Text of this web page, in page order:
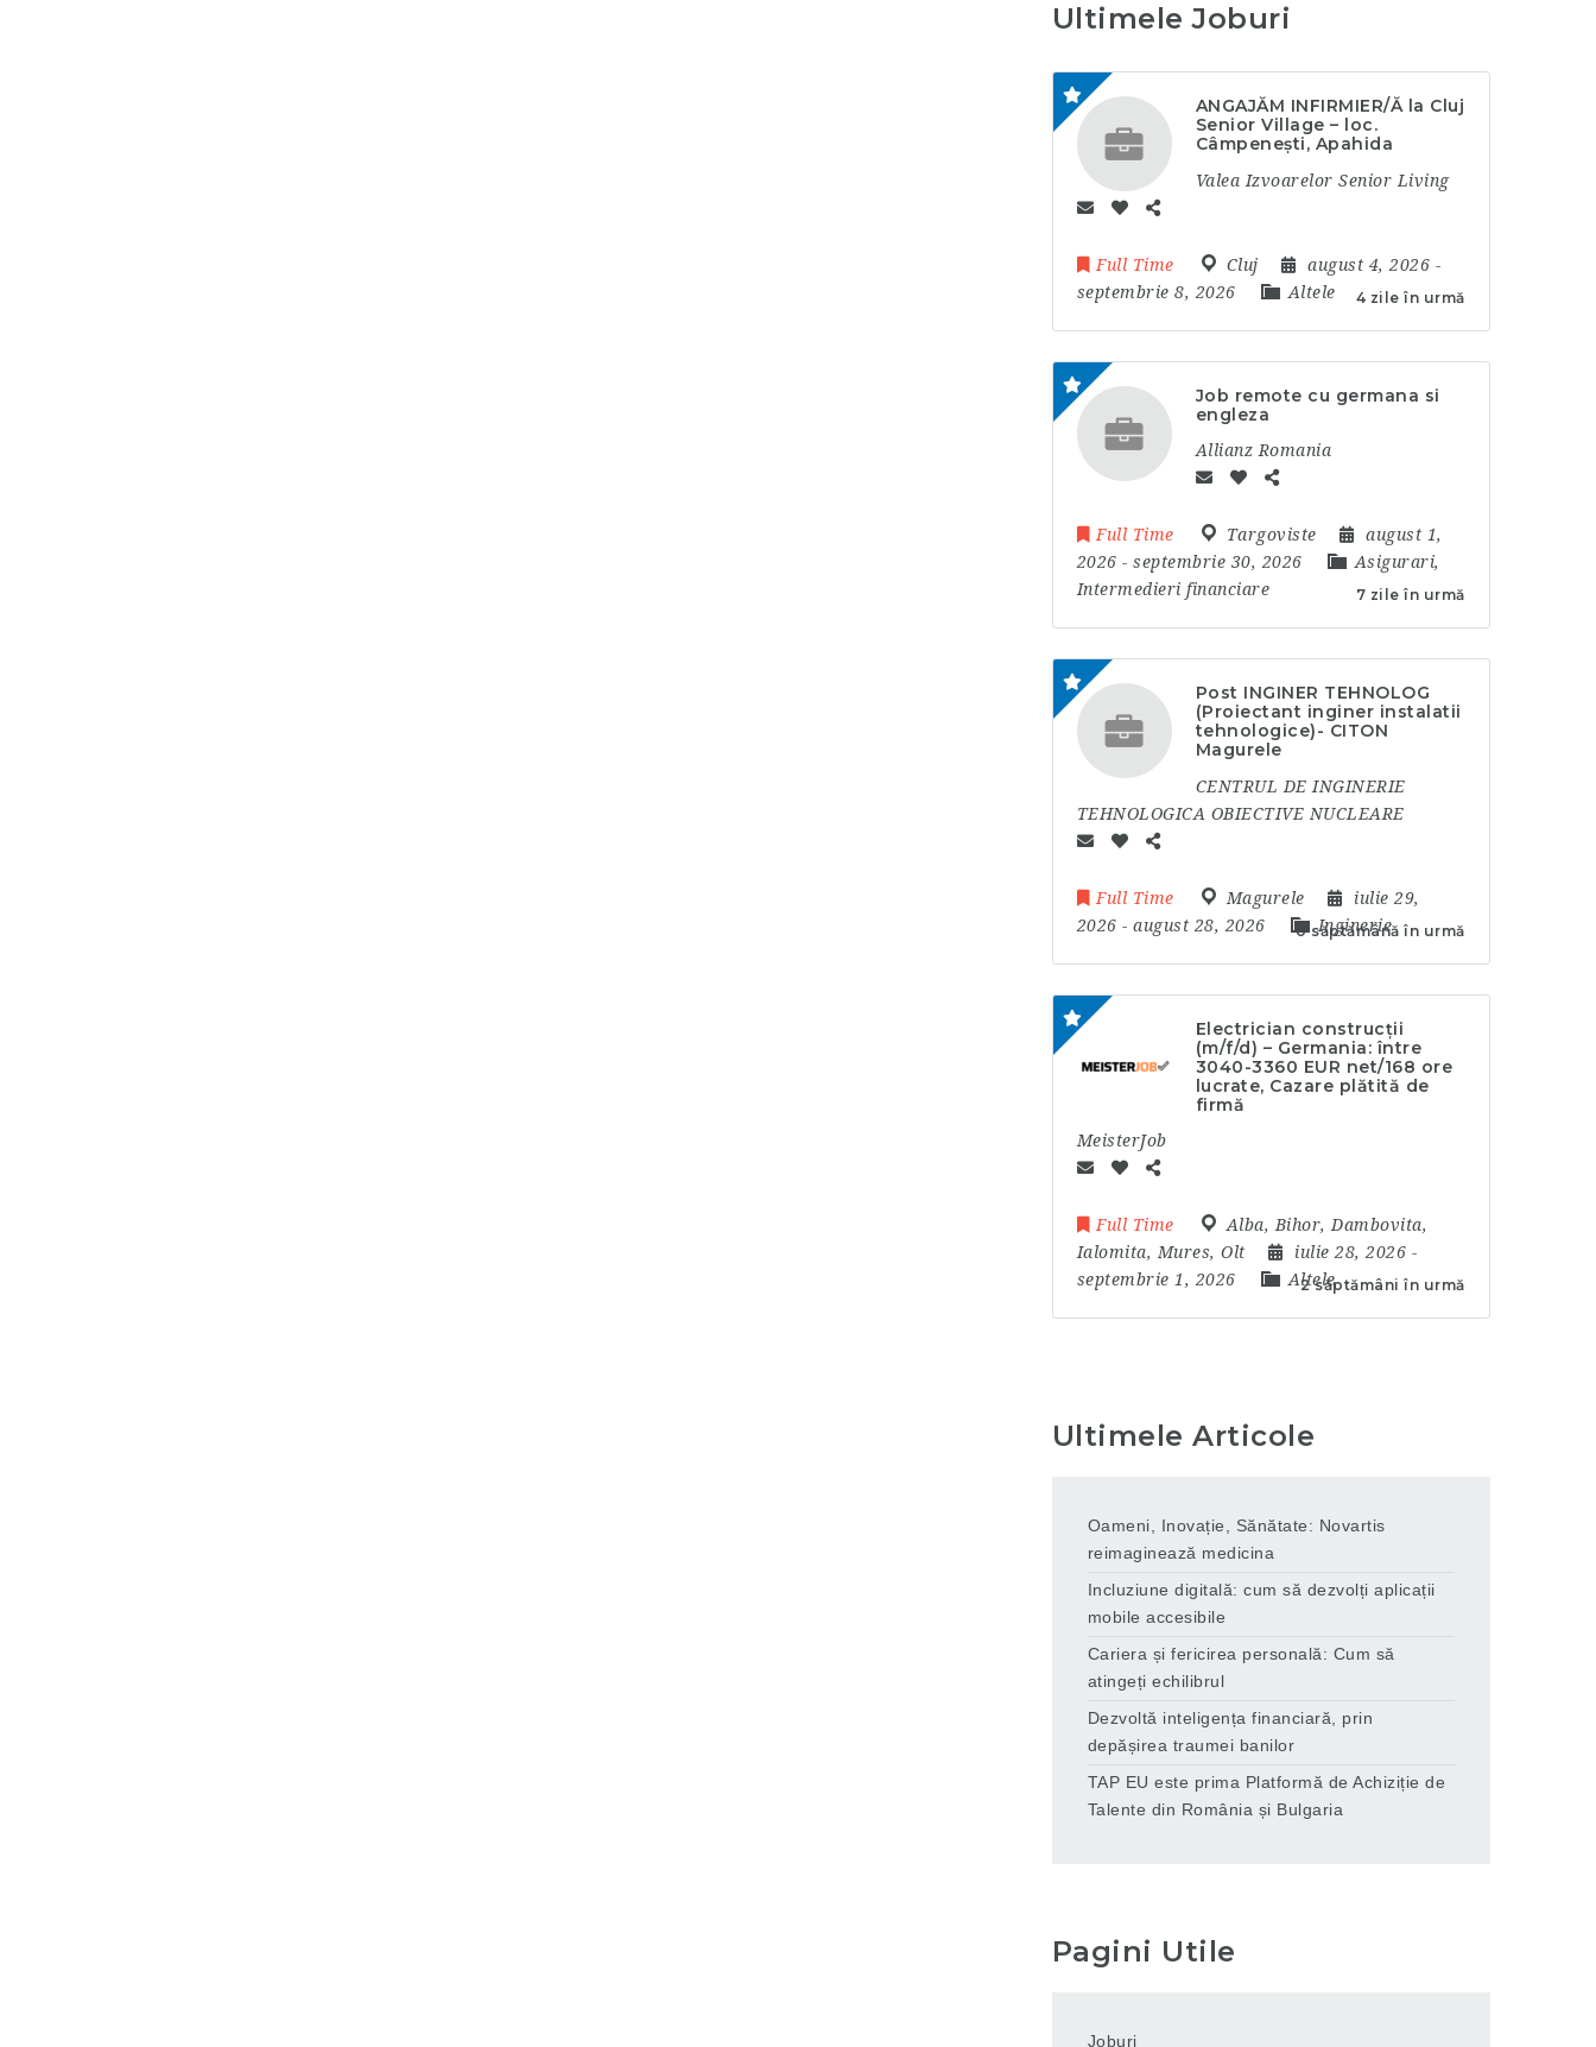
Ultimele Joburi
ANGAJĂM INFIRMIER/Ă la Cluj
Senior Village – loc.
Câmpenești, Apahida
4 zile în urmă
Valea Izvoarelor Senior Living
Full Time Cluj august 4, 2026 -
septembrie 8, 2026
Altele
Job remote cu germana si
engleza
7 zile în urmă
Allianz Romania
Full Time Targoviste
august 1,
2026- septembrie 30, 2026
Asigurari,
Intermedieri financiare
Post INGINER TEHNOLOG
(Proiectant inginer instalatii
tehnologice)- CITON
Magurele
o săptămână în urmă
CENTRUL DE INGINERIE
TEHNOLOGICA OBIECTIVE NUCLEARE
Full Time Magurele
iulie 29,
2026- august 28, 2026 Inginerie
Electrician construcții
(m/f/d) – Germania: între
3040-3360 EUR net/168 ore
lucrate, Cazare plătită de
firmă
2 săptămâni în urmă
MeisterJob
Full Time Alba, Bihor, Dambovita,
Ialomita, Mures,Olt iulie 28, 2026 -
septembrie 1, 2026
Altele
Ultimele Articole
Oameni, Inovație, Sănătate: Novartis
reimaginează medicina
Incluziune digitală: cum să dezvolți aplicații
mobile accesibile
Cariera și fericirea personală: Cum să
atingeți echilibrul
Dezvoltă inteligența financiară, prin
depășirea traumei banilor
TAP EU este prima Platformă de Achiziție de
Talente din România și Bulgaria
Pagini Utile
Joburi